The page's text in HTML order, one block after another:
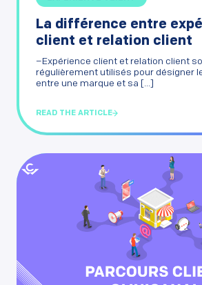
La différence entre
client et relation client
–Expérience client et relation client
régulièrement utilisés pour désigner
entre une marque et sa [...]
READ THE ARTICLE